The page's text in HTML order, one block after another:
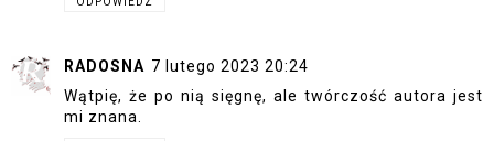
RADOSNA 7 lutego 2023 20:24
Wątpię, że po nią sięgnę, ale twórczość autora jest
mi znana.